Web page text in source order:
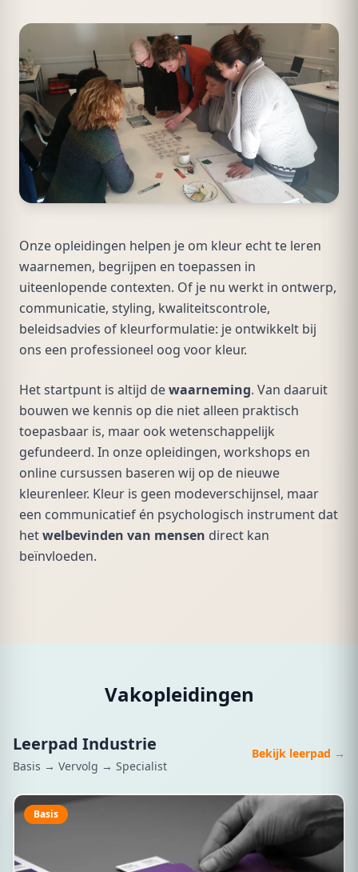
Onze opleidingen helpen je om kleur echt te leren
waarnemen, begrijpen en toepassen in
uiteenlopende contexten. Of je nu werkt in ontwerp,
communicatie, styling, kwaliteitscontrole,
beleidsadvies of kleurformulatie: je ontwikkelt bij
ons een professioneel oog voor kleur.
Het startpunt is altijd dewaarneming. Van daaruit
bouwen we kennis op die niet alleen praktisch
toepasbaar is, maar ook wetenschappelijk
gefundeerd. In onze opleidingen, workshops en
online cursussen baseren wij op de nieuwe
kleurenleer. Kleur is geen modeverschijnsel, maar
een communicatief én psychologisch instrument dat
hetwelbevinden van mensen direct kan
beïnvloeden.
Vakopleidingen
Leerpad Industrie
Basis → Vervolg → Specialist
Bekijk leerpad →
Basis